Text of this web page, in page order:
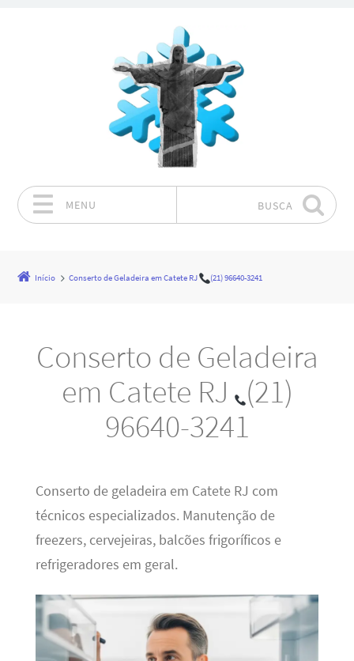
MENU BUSCA
Início Conserto de Geladeira em Catete RJ (21) 96640-3241
Conserto de Geladeira
em Catete RJ (21)
96640-3241
Conserto de geladeira em Catete RJ com
técnicos especializados. Manutenção de
freezers, cervejeiras, balcões frigoríficos e
refrigeradores em geral.